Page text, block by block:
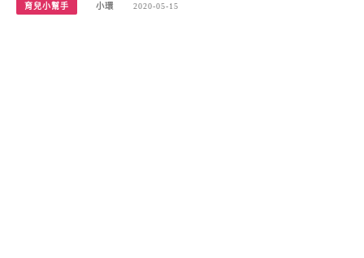
育兒小幫手 小環 2020-05-15